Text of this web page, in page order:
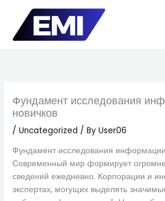
content
Фундамент исследования
новичков
/Uncategorized / ByUser06
Фундамент исследования
Современный мир формирует
сведений ежедневно. Корпорации и
экспертах, могущих выделять